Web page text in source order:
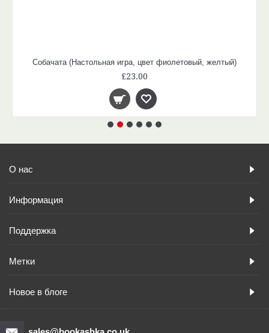
Собачата (Настольная игра, цвет фиолетовый, желтый)
£23.00
О нас
Информация
Поддержка
Метки
Новое в блоге